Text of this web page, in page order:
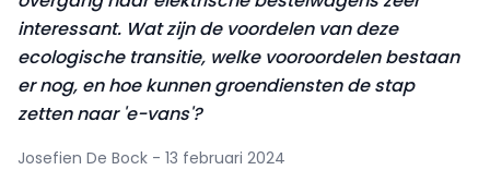
interessant. Wat zijn de voordelen van deze
ecologische transitie, welke vooroordelen bestaan
er nog, en hoe kunnen groendiensten de stap
zetten naar 'e-vans'?
Josefien De Bock - 13 februari 2024